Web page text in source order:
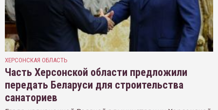
ХЕРСОНСКАЯ ОБЛАСТЬ
Часть Херсонской области предложили
передать Беларуси для строительства
санаториев